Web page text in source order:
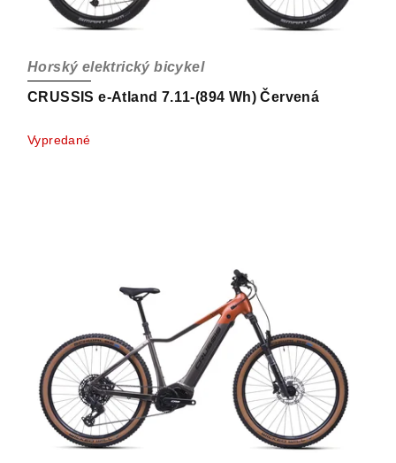
CRUSSIS e-Atland 7.11-(894 Wh) Červená
Horský elektrický bicykel
Vypredané